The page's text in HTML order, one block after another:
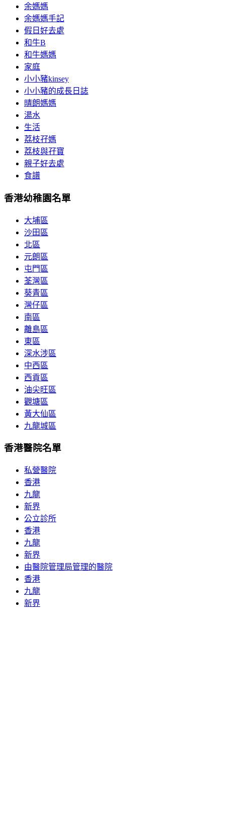
余媽媽
余媽媽手記
假日好去處
和牛B
和牛媽媽
家庭
小小豬kinsey
小小豬的成長日誌
晴朗媽媽
湯水
生活
荔枝孖媽
荔枝與孖寶
親子好去處
食譜
香港幼稚園名單
大埔區
沙田區
北區
元朗區
屯門區
荃灣區
葵青區
灣仔區
南區
離島區
東區
深水涉區
中西區
西貢區
油尖旺區
觀塘區
黃大仙區
九龍城區
香港醫院名單
私營醫院
香港
九龍
新界
公立診所
香港
九龍
新界
由醫院管理局管理的醫院
香港
九龍
新界